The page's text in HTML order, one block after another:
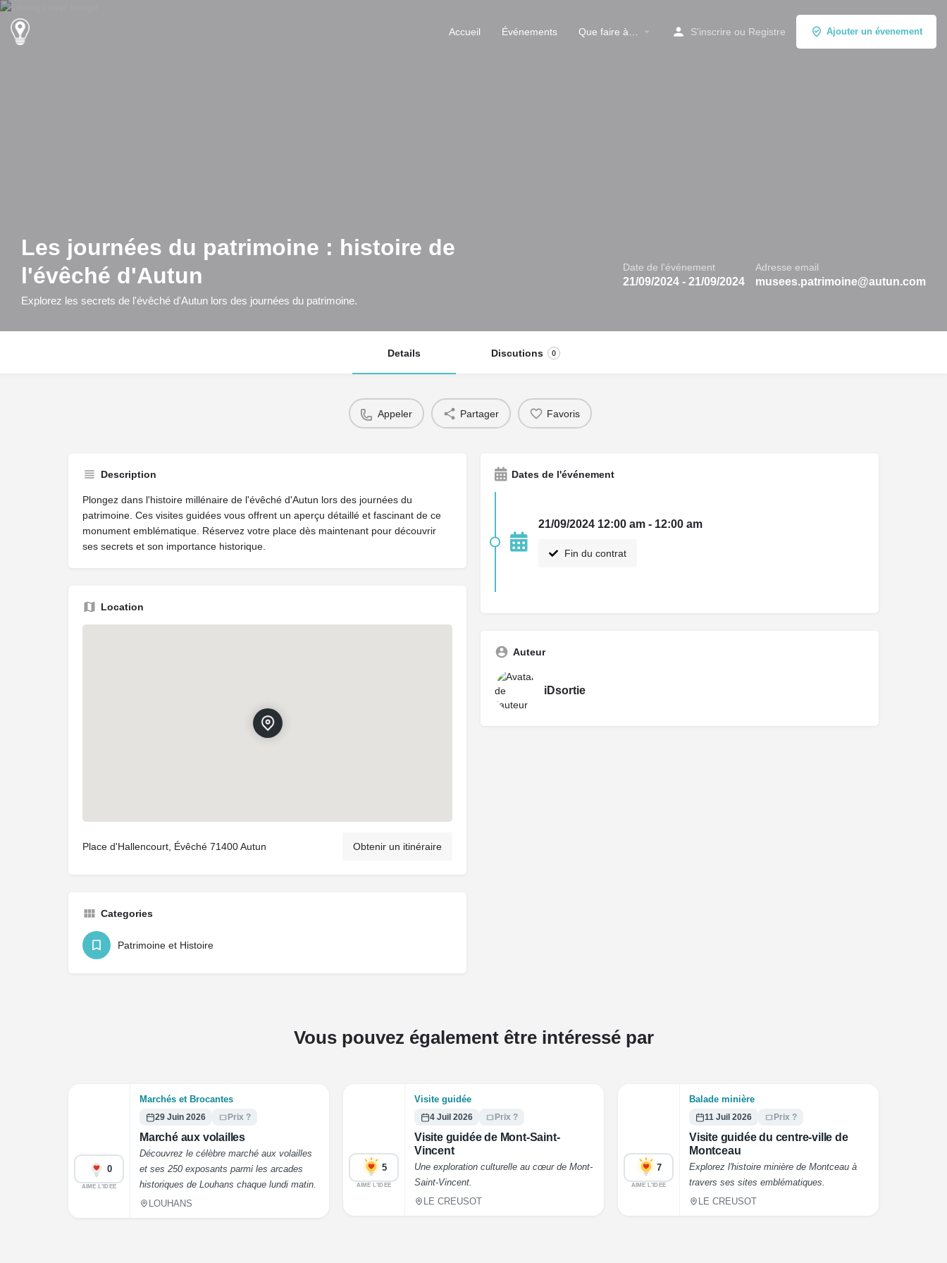
Accueil Événements Que faire à… S'inscrire ou Registre Ajouter un évenement
Les journées du patrimoine : histoire de
l'évêché d'Autun
Explorez les secrets de l'évêché d'Autun lors des journées du patrimoine.
Date de l'événement
21/09/2024 - 21/09/2024
Adresse email
musees.patrimoine@autun.com
Details Discutions 0
Appeler Partager Favoris
Description
Plongez dans l'histoire millénaire de l'évêché d'Autun lors des journées du
patrimoine. Ces visites guidées vous offrent un aperçu détaillé et fascinant de ce
monument emblématique. Réservez votre place dès maintenant pour découvrir
ses secrets et son importance historique.
Location
Place d'Hallencourt, Évêché 71400 Autun Obtenir un itinéraire
Categories
Patrimoine et Histoire
Dates de l'événement
21/09/2024 12:00 am - 12:00 am
Fin du contrat
Auteur
iDsortie
Vous pouvez également être intéressé par
0
AIME L'IDEE
Marchés et Brocantes
29 Juin 2026 Prix ?
Marché aux volailles
Découvrez le célèbre marché aux volailles
et ses 250 exposants parmi les arcades
historiques de Louhans chaque lundi matin.
LOUHANS
5
AIME L'IDEE
Visite guidée
4 Juil 2026 Prix ?
Visite guidée de Mont-Saint-
Vincent
Une exploration culturelle au cœur de Mont-
Saint-Vincent.
LE CREUSOT
7
AIME L'IDEE
Balade minière
11 Juil 2026 Prix ?
Visite guidée du centre-ville de
Montceau
Explorez l'histoire minière de Montceau à
travers ses sites emblématiques.
LE CREUSOT